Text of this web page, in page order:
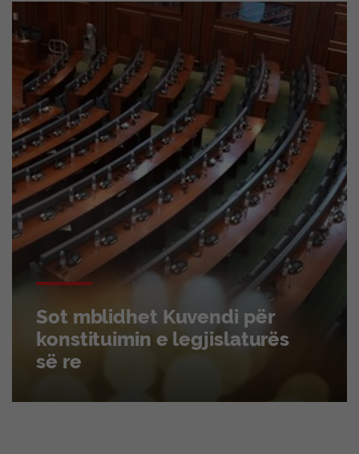
Sot mblidhet Kuvendi për
konstituimin e legjislaturës
së re